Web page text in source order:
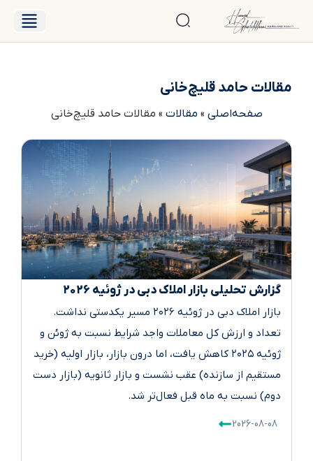
مقالات حامد قلیچ‌خانی
صفحه‌اصلی»مقالات»مقالات حامد قلیچ‌خانی
گزارش تحلیلی بازار املاک دبی در ژوئیه ۲۰۲۶
بازار املاک دبی در ژوئیه ۲۰۲۶ مسیر یکدستی نداشت.
تعداد و ارزش کل معاملات واجد شرایط نسبت به ژوئن و
ژوئیه ۲۰۲۵ کاهش یافت، اما درون بازار، بازار اولیه (خرید
مستقیم از سازنده) عقب نشست و بازار ثانویه (بازار دست
دوم) نسبت به ماه قبل فعال‌تر شد.
2026-08-08